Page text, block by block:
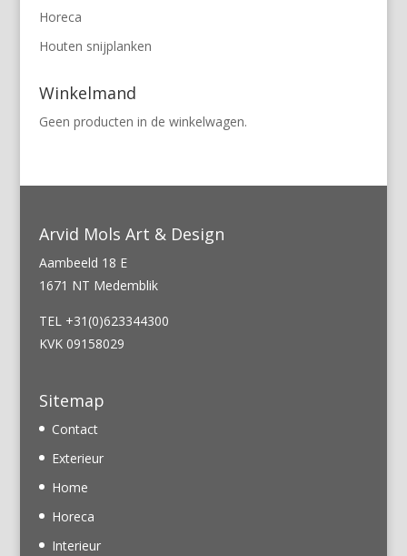
Horeca
Houten snijplanken
Winkelmand
Geen producten in de winkelwagen.
Arvid Mols Art & Design
Aambeeld 18 E
1671 NT Medemblik
TEL +31(0)623344300
KVK 09158029
Sitemap
Contact
Exterieur
Home
Horeca
Interieur